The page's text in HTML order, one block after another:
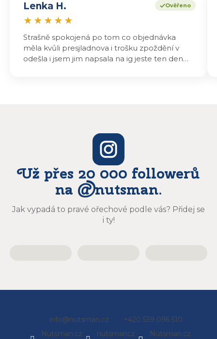
Ověřeno
Lenka H.
★ ★ ★ ★ ★
Strašně spokojená po tom co objednávka
měla kvůli presjladnova i trošku zpoždění v
odešla i jsem jim napsala na ig jeste ten den
Už přes 20 000 followerů
na @nutsman.
Jak vypadá to pravé ořechové podle vás? Přidej se
i ty!
info@nutsman.cz
+420 539 096 510
Nutsman.cz
nutsmancz Nutsman.cz